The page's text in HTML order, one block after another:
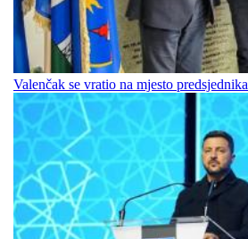
Valenčak se vratio na mjesto predsjednika